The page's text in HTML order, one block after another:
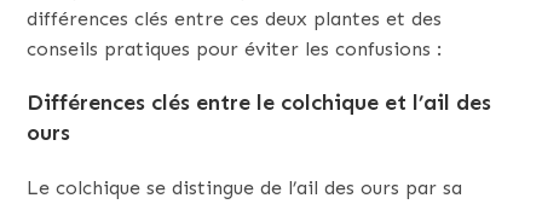
différences clés entre ces deux plantes et des
conseils pratiques pour éviter les confusions :
Différences clés entre le colchique et l’ail des
ours
Le colchique se distingue de l’ail des ours par sa